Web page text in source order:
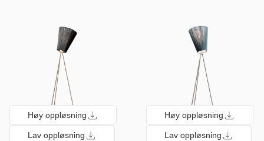
Høy oppløsning
Lav oppløsning
Høy oppløsning
Lav oppløsning